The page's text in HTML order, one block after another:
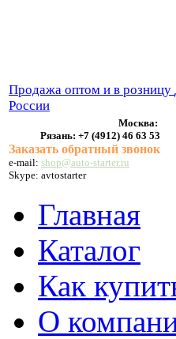
Продажа оптом и в розницу
России
Москва:
Рязань: +7 (4912) 46 63 53
Заказать обратный звонок
e-mail: shop@auto-starter.ru
Skype: avtostarter
Главная
Каталог
Как
О